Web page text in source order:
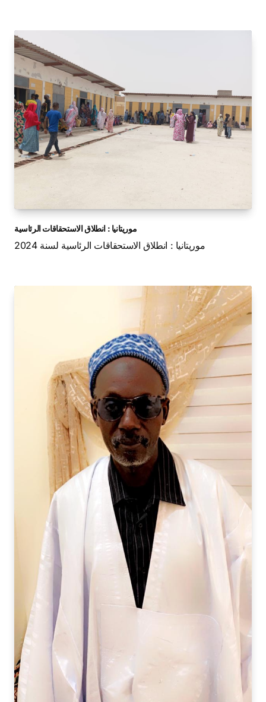
موريتانيا : انطلاق الاستحقاقات الرئاسية
موريتانيا : انطلاق الاستحقاقات الرئاسية لسنة 2024